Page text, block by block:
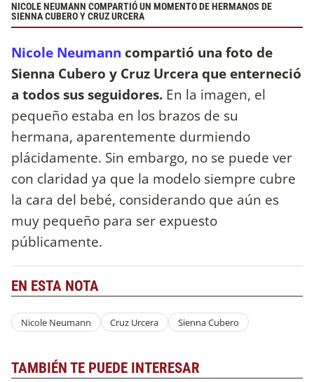
NICOLE NEUMANN COMPARTIÓ UN MOMENTO DE HERMANOS DE
SIENNA CUBERO Y CRUZ URCERA
Nicole Neumann compartió una foto de
Sienna Cubero y Cruz Urcera que enterneció
a todos sus seguidores. En la imagen, el
pequeño estaba en los brazos de su
hermana, aparentemente durmiendo
plácidamente. Sin embargo, no se puede ver
con claridad ya que la modelo siempre cubre
la cara del bebé, considerando que aún es
muy pequeño para ser expuesto
públicamente.
EN ESTA NOTA
Nicole Neumann Cruz Urcera Sienna Cubero
TAMBIÉN TE PUEDE INTERESAR